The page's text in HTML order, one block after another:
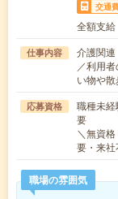
交通
全額支給
仕事内容
介護関連
／利用
い物や
応募資格
職種未経
要
＼無資
要・来
職場の雰囲気